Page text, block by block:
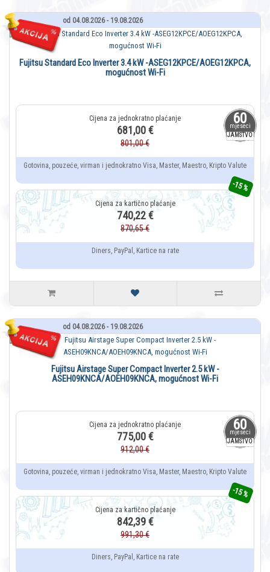
od 04.08.2026 - 19.08.2026
60
mjeseci
JAMSTVO
Fujitsu Standard Eco Inverter 3.4 kW -ASEG12KPCE/AOEG12KPCA,
mogućnost Wi-Fi
681,00 €
801,00 €
Gotovina, pouzeće, virman i jednokratno Visa, Master, Maestro, Kripto Valute
-15 %
740,22 €
870,65 €
Diners, PayPal, Kartice na rate
od 04.08.2026 - 19.08.2026
60
mjeseci
JAMSTVO
Fujitsu Airstage Super Compact Inverter 2.5 kW -
ASEH09KNCA/AOEH09KNCA, mogućnost Wi-Fi
775,00 €
912,00 €
Gotovina, pouzeće, virman i jednokratno Visa, Master, Maestro, Kripto Valute
-15 %
842,39 €
991,30 €
Diners, PayPal, Kartice na rate